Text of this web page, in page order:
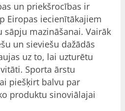
un priekšrocības ir
Eiropas iecienītākajiem
mazināšanai. Vairāk
un sieviešu dažādās
uz to, lai uzturētu
Sporta ārstu
piešķirt balvu par
produktu sinoviālajai